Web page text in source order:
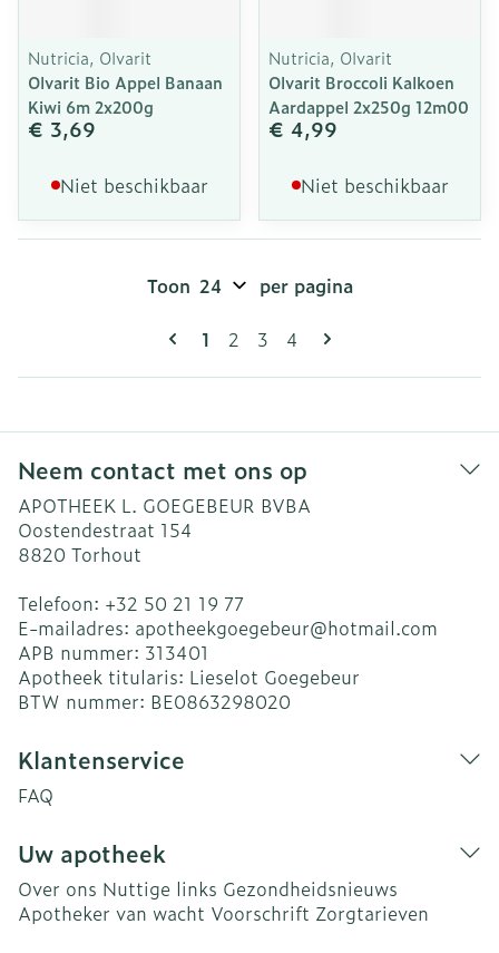
Nutricia, Olvarit
Olvarit Bio Appel Banaan
Kiwi 6m 2x200g
€ 3,69
Niet beschikbaar
Nutricia, Olvarit
Olvarit Broccoli Kalkoen
Aardappel 2x250g 12m00
€ 4,99
Niet beschikbaar
Pagina's
U lees momenteel pagina
1 Pagina
2 Pagina
3 Pagina
4
Toon per pagina
Neem contact met ons op
APOTHEEK L. GOEGEBEUR BVBA
Oostendestraat 154
8820 Torhout
Telefoon: +32 50 21 19 77
E-mailadres: apotheekgoegebeur@hotmail.com
APB nummer: 313401
Apotheek titularis: Lieselot Goegebeur
BTW nummer: BE0863298020
Klantenservice
FAQ
Uw apotheek
Over ons Nuttige links Gezondheidsnieuws
Apotheker van wacht Voorschrift Zorgtarieven